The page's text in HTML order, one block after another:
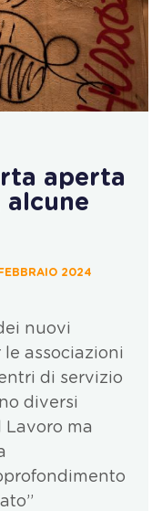
aperta
alcune
2024
nuovi
associazioni
di servizio
diversi
ma